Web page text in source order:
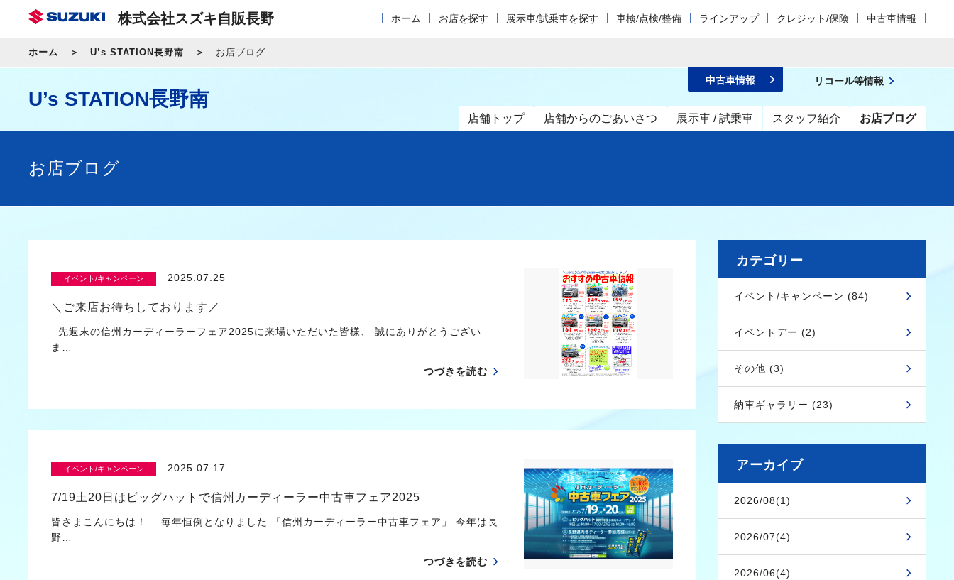
株式会社スズキ自販長野 ホーム お店を探す 展示車/試乗車を探す 車検/点検/整備 ラインアップ クレジット/保険 中古車情報
ホーム U’s STATION長野南 お店ブログ
U’s STATION長野南
店舗トップ 店舗からのごあいさつ 展示車 / 試乗車 スタッフ紹介 お店ブログ
中古車情報 リコール等情報
お店ブログ
イベント/キャンペーン 2025.07.25
＼ご来店お待ちしております／
先週末の信州カーディーラーフェア2025に来場いただいた皆様、 誠にありがとうござい
ま…
つづきを読む
イベント/キャンペーン 2025.07.17
7/19土20日はビッグハットで信州カーディーラー中古車フェア2025
皆さまこんにちは！ 毎年恒例となりました 「信州カーディーラー中古車フェア」 今年は長
野…
つづきを読む
カテゴリー
イベント/キャンペーン (84)
イベントデー (2)
その他 (3)
納車ギャラリー (23)
アーカイブ
2026/08(1)
2026/07(4)
2026/06(4)